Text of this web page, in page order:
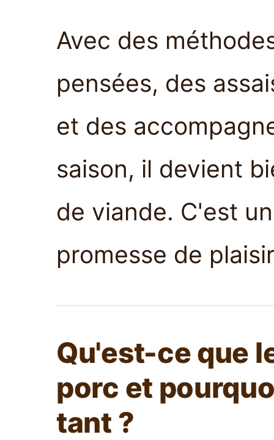
Avec des
pensées, des
et des
saison, il devient
de viande. C'est
promesse de
Qu'est-ce que
porc et
tant ?